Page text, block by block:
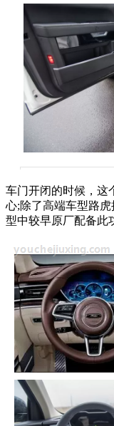
车门开闭的时候，这
心;除了高端车型路
型中较早原厂配备此